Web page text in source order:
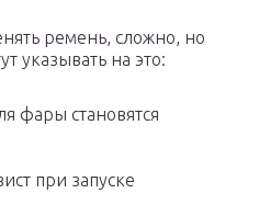
ремень, сложно, но
указывать на это:
фары становятся
при запуске